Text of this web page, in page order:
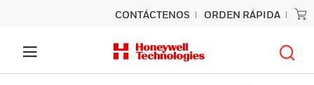
CONTÁCTENOS ORDEN RÁPIDA